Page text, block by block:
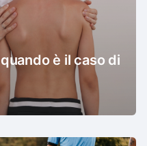
è il caso di